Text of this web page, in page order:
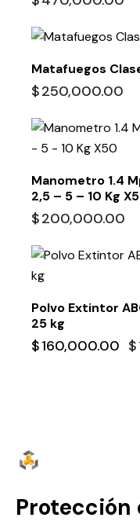
Matafuegos
$250,000.00
Manometro 1.4
2,5 – 5 – 10 Kg
$200,000.00
Polvo Extintor
25 kg
$160,000.00 $
Protección